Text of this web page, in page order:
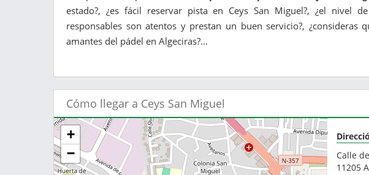
estado?, ¿es fácil reservar pista en Ceys San Miguel?, ¿el nivel
responsables son atentos y prestan un buen servicio?,
amantes del pádel en Algeciras?...
Cómo llegar a Ceys San Miguel
+
−
Calle
11205